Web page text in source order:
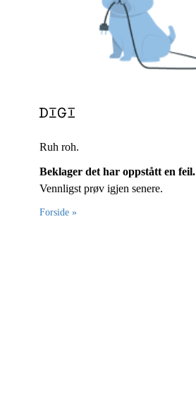
Ruh roh.
Beklager det har oppstått en feil.
Vennligst prøv igjen senere.
Forside »